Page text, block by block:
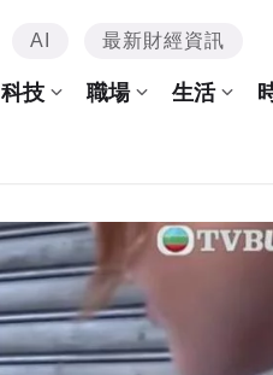
AI 最新財經資訊
科技 職場 生活